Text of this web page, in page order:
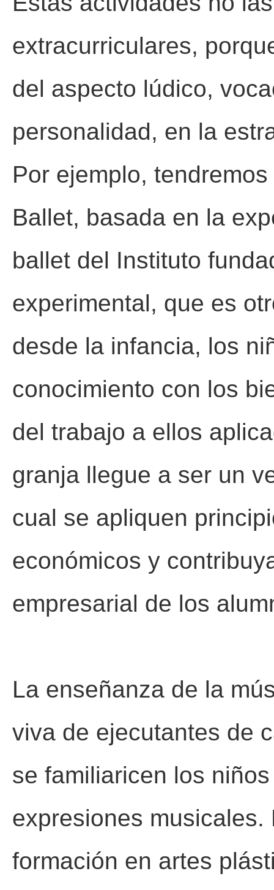
extracurriculares,
del aspecto lúdico,
personalidad, en la
Por ejemplo,
Ballet, basada en la
ballet del Instituto
experimental, que es
desde la infancia, los
conocimiento con los
del trabajo a ellos
granja llegue a ser un
cual se apliquen
económicos y
empresarial de los
La enseñanza de la
viva de ejecutantes de
se familiaricen los
expresiones musicales.
formación en artes